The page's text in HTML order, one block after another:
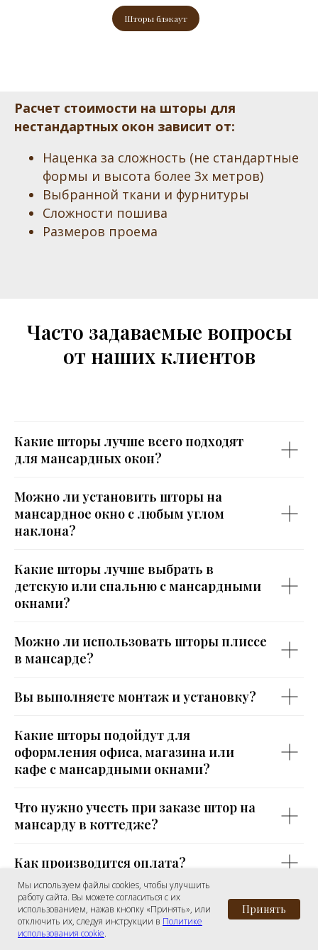
Шторы блэкаут
Расчет стоимости на шторы для
нестандартных окон зависит от:
Наценка за сложность (не стандартные
формы и высота более 3х метров)
Выбранной ткани и фурнитуры
Сложности пошива
Размеров проема
Часто задаваемые вопросы
от наших клиентов
Какие шторы лучше всего подходят
для мансардных окон?
Можно ли установить шторы на
мансардное окно с любым углом
наклона?
Какие шторы лучше выбрать в
детскую или спальню с мансардными
окнами?
Можно ли использовать шторы плиссе
в мансарде?
Вы выполняете монтаж и установку?
Какие шторы подойдут для
оформления офиса, магазина или
кафе с мансардными окнами?
Что нужно учесть при заказе штор на
мансарду в коттедже?
Как производится оплата?
Как оформить заказ или получить
консультацию?
Мы используем файлы cookies, чтобы улучшить
работу сайта. Вы можете согласиться с их
использованием, нажав кнопку «Принять», или
отключить их, следуя инструкции в Политике
использования cookie.
Принять